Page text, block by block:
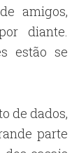
amigos,
diante.
estão se
de dados,
parte